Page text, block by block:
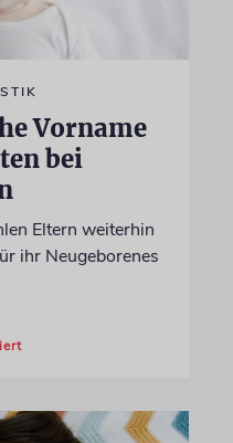
Vorname
bei
Eltern weiterhin
ihr Neugeborenes